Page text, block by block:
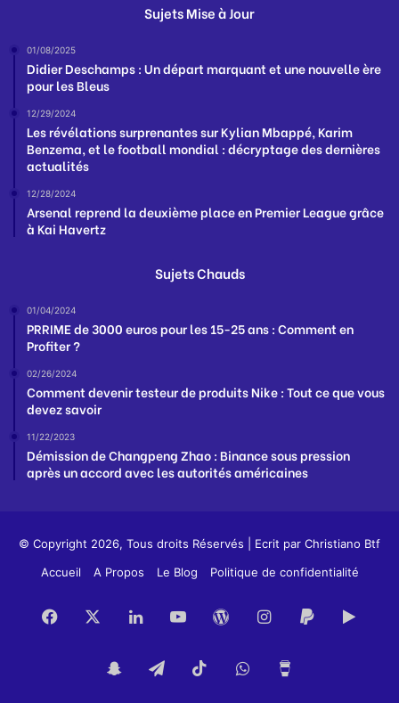
Sujets Mise à Jour
01/08/2025
Didier Deschamps : Un départ marquant et une nouvelle ère
pour les Bleus
12/29/2024
Les révélations surprenantes sur Kylian Mbappé, Karim
Benzema, et le football mondial : décryptage des dernières
actualités
12/28/2024
Arsenal reprend la deuxième place en Premier League grâce
à Kai Havertz
Sujets Chauds
01/04/2024
PRRIME de 3000 euros pour les 15-25 ans : Comment en
Profiter ?
02/26/2024
Comment devenir testeur de produits Nike : Tout ce que vous
devez savoir
11/22/2023
Démission de Changpeng Zhao : Binance sous pression
après un accord avec les autorités américaines
© Copyright 2026, Tous droits Réservés | Ecrit par Christiano Btf
Accueil
A Propos Le Blog Politique de confidentialité
Facebook LinkedinYouTubeWordPress
Instagram
PayPal
SnapchatTelegramTikTokWhatsApp